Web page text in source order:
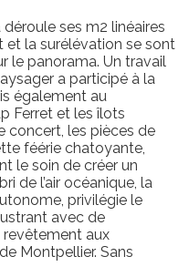
déroule ses m2 linéaires
et la surélévation se sont
le panorama. Un travail
a participé à la
également au
Ferret et les îlots
concert, les pièces de
féérie chatoyante,
le soin de créer un
de l’air océanique, la
privilégie le
avec de
aux
Montpellier. Sans